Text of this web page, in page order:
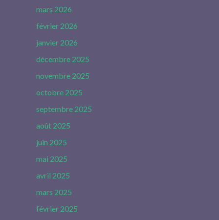
mars 2026
février 2026
janvier 2026
décembre 2025
novembre 2025
octobre 2025
septembre 2025
août 2025
juin 2025
mai 2025
avril 2025
mars 2025
février 2025